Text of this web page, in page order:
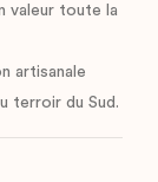
valeur toute la
artisanale
terroir du Sud.